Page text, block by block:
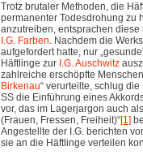
Trotz brutaler Methoden, die
permanenter Todesdrohung zu
anzutreiben, entsprachen
I.G. Farben. Nachdem die
aufgefordert hatte, nur
Häftlinge zur I.G. Auschwitz
zahlreiche erschöpfte
Birkenau“ verurteilte, schlug
SS die Einführung eines
vor, das im Lagerjargon auch als
(Frauen, Fressen, Freiheit)“[1]
Angestellte der I.G. berichten
sie an die Häftlinge verteilen